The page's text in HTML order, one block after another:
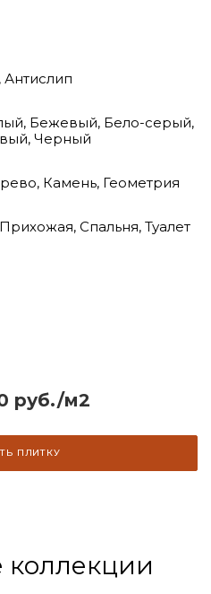
руб./м2
ПЛИТКУ
Антислип
Бежевый, Бело-серый,
Черный
Камень, Геометрия
Спальня, Туалет